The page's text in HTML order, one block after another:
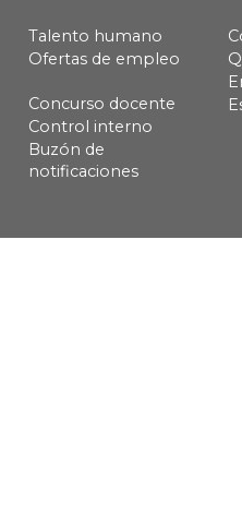
Talento humano
Ofertas de empleo
Concurso docente
Control interno
Buzón de
notificaciones